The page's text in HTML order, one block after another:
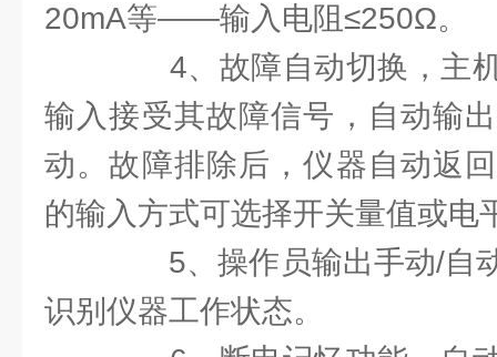
20mA等——输入电阻≤250Ω。
4、故障自动切换，主机
输入接受其故障信号，自动输
动。故障排除后，仪器自动返
的输入方式可选择开关量值或电
5、操作员输出手动/自
识别仪器工作状态。